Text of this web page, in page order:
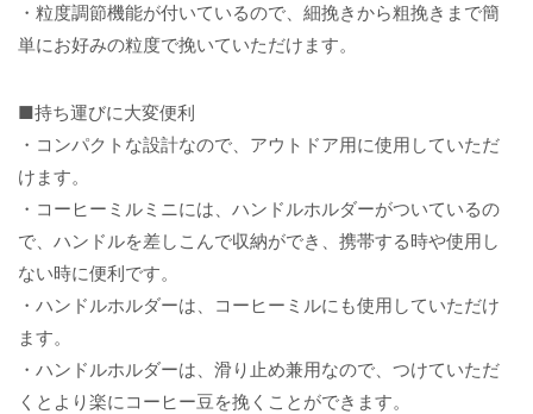
・粒度調節機能が付いているので、細挽きから粗挽きまで簡
単にお好みの粒度で挽いていただけます。
■持ち運びに大変便利
・コンパクトな設計なので、アウトドア用に使用していただ
けます。
・コーヒーミルミニには、ハンドルホルダーがついているの
で、ハンドルを差しこんで収納ができ、携帯する時や使用し
ない時に便利です。
・ハンドルホルダーは、コーヒーミルにも使用していただけ
ます。
・ハンドルホルダーは、滑り止め兼用なので、つけていただ
くとより楽にコーヒー豆を挽くことができます。